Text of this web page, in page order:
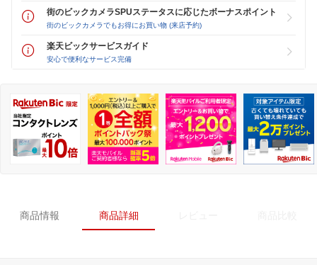
街のビックカメラSPUステータスに応じたボーナスポイント
街のビックカメラでもお得にお買い物 (来店予約)
楽天ビックサービスガイド
安心で便利なサービス完備
商品情報 商品詳細